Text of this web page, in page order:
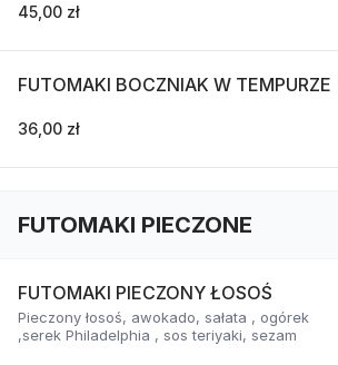
45,00 zł
FUTOMAKI BOCZNIAK W TEMPURZE
36,00 zł
FUTOMAKI PIECZONE
FUTOMAKI PIECZONY ŁOSOŚ
Pieczony łosoś, awokado, sałata , ogórek
,serek Philadelphia , sos teriyaki, sezam